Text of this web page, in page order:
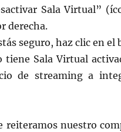
Sala Virtual”
derecha.
seguro, haz clic en el
Sala Virtual
de streaming a
reiteramos nuestro